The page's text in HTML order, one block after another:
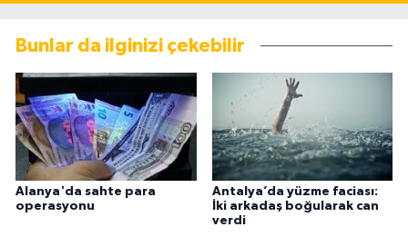
Bunlar da ilginizi çekebilir
Alanya'da sahte para
operasyonu
Antalya’da yüzme faciası:
İki arkadaş boğularak can
verdi